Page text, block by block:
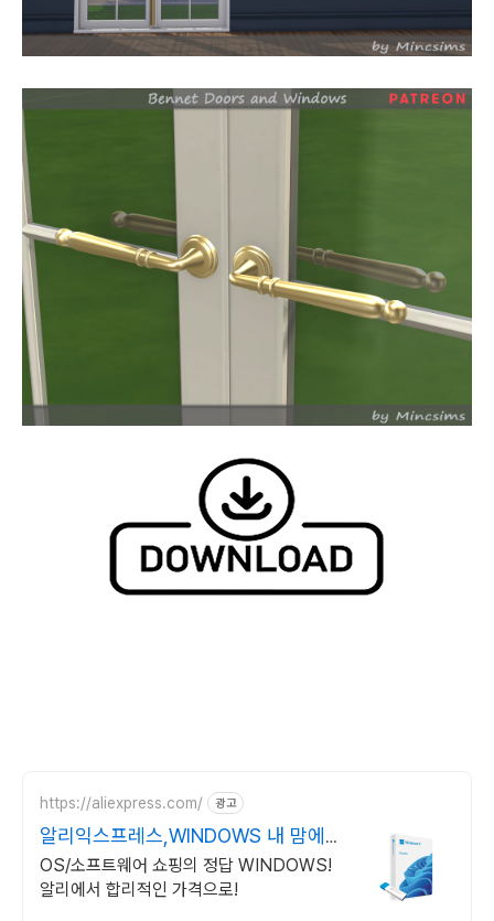
https://aliexpress.com/ 광고
알리익스프레스,WINDOWS 내 맘에
쏙드는 오늘의 특가
OS/소프트웨어 쇼핑의 정답 WINDOWS!
알리에서 합리적인 가격으로!